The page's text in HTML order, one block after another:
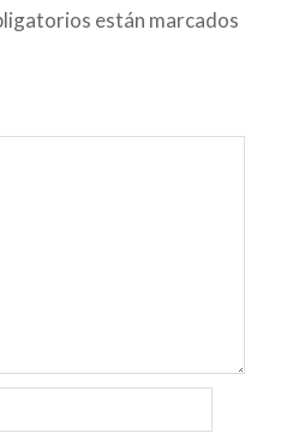
están marcados